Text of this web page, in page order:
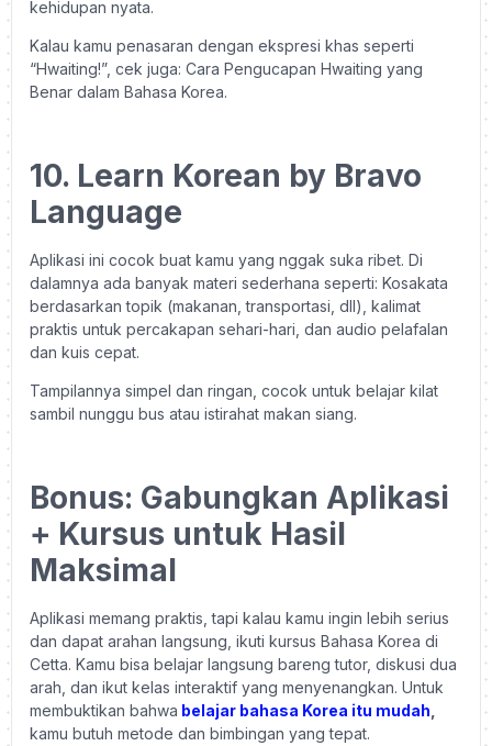
kehidupan nyata.
Kalau kamu penasaran dengan ekspresi khas seperti
“Hwaiting!”, cek juga: Cara Pengucapan Hwaiting yang
Benar dalam Bahasa Korea.
10. Learn Korean by Bravo
Language
Aplikasi ini cocok buat kamu yang nggak suka ribet. Di
dalamnya ada banyak materi sederhana seperti: Kosakata
berdasarkan topik (makanan, transportasi, dll), kalimat
praktis untuk percakapan sehari-hari, dan audio pelafalan
dan kuis cepat.
Tampilannya simpel dan ringan, cocok untuk belajar kilat
sambil nunggu bus atau istirahat makan siang.
Bonus: Gabungkan Aplikasi
+ Kursus untuk Hasil
Maksimal
Aplikasi memang praktis, tapi kalau kamu ingin lebih serius
dan dapat arahan langsung, ikuti kursus Bahasa Korea di
Cetta. Kamu bisa belajar langsung bareng tutor, diskusi dua
arah, dan ikut kelas interaktif yang menyenangkan. Untuk
membuktikan bahwa belajar bahasa Korea itu mudah
kamu butuh metode dan bimbingan yang tepat.